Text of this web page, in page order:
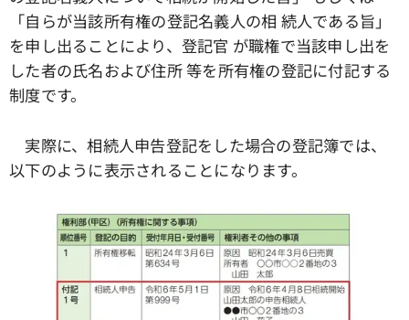
「自らが当該所有権の登記名義人の相 続人である旨」
を申し出ることにより、登記官 が職権で当該申し出を
した者の氏名および住所 等を所有権の登記に付記する
制度です。
実際に、相続人申告登記をした場合の登記簿では、
以下のように表示されることになります。